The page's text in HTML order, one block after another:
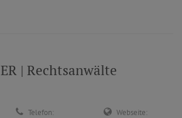
| Rechtsanwälte
Telefon: Webseite: